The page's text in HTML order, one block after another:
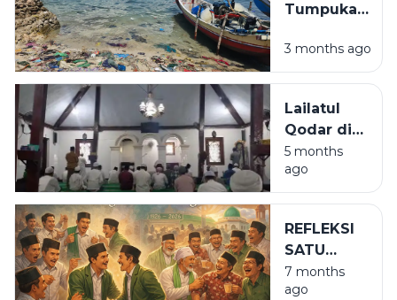
Tumpukan
Belum
Digali
3 months ago
Lailatul
Qodar di
Tiang
Masjid
Madegan
5 months
ago
REFLEKSI
SATU
ABAD NU:
DARI
7 months
ago